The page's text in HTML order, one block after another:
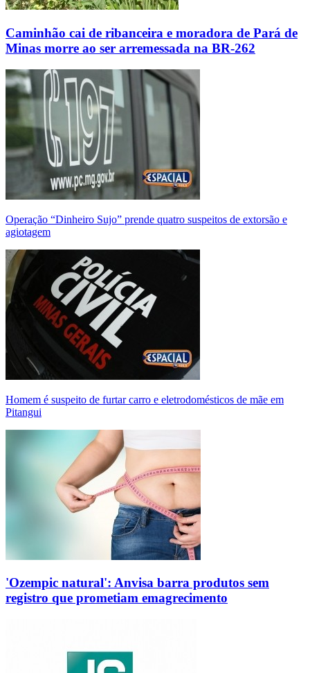
Caminhão cai de ribanceira e moradora de Pará de
Minas morre ao ser arremessada na BR-262
Operação “Dinheiro Sujo” prende quatro suspeitos de extorsão e
agiotagem
Homem é suspeito de furtar carro e eletrodomésticos de mãe em
Pitangui
'Ozempic natural': Anvisa barra produtos sem
registro que prometiam emagrecimento